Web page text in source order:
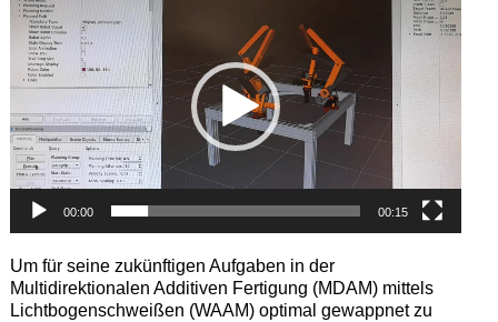
Player
00:00 00:15
Um für seine zukünftigen Aufgaben in der
Multidirektionalen Additiven Fertigung (MDAM) mittels
Lichtbogenschweißen (WAAM) optimal gewappnet zu